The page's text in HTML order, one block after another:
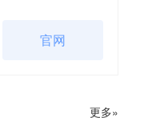
官网
更多»